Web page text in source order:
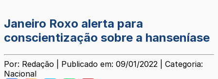
Janeiro Roxo alerta para
conscientização sobre a hanseníase
Por: Redação | Publicado em: 09/01/2022 | Categoria:
Nacional